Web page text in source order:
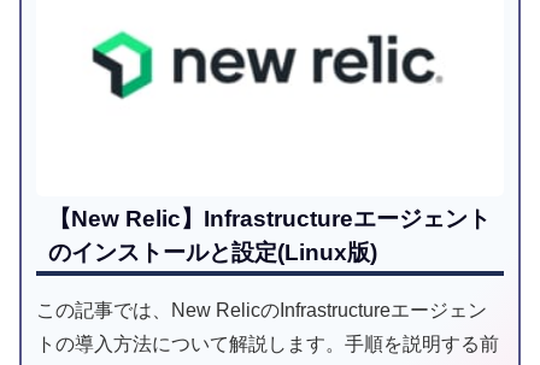
【New Relic】Infrastructureエージェント
のインストールと設定(Linux版)
この記事では、New RelicのInfrastructureエージェン
トの導入方法について解説します。手順を説明する前